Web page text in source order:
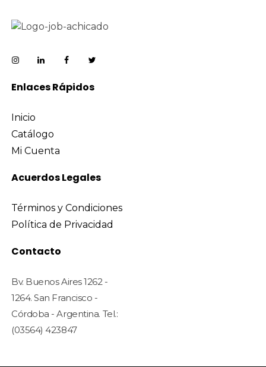
Enlaces Rápidos
Inicio
Catálogo
Mi Cuenta
Acuerdos Legales
Términos y Condiciones
Política de Privacidad
Contacto
Bv. Buenos Aires 1262 -
1264. San Francisco -
Córdoba - Argentina. Tel.:
(03564) 423847